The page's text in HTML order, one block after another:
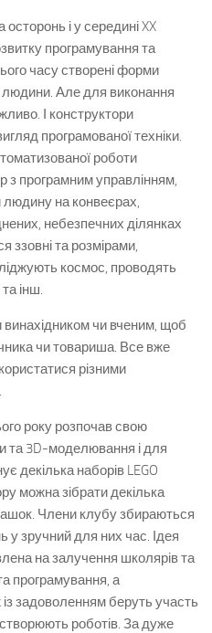
і у середині XX
програмування та
часу створені форми
людини. Але для виконання
І конструктори
програмованої техніки.
роботи
з програмним управлінням,
людину на конвеєрах,
небезпечних ділянках
ззовні та розмірами,
космос, проводять
та інш.
винахідником чи вченим, щоб
чи товариша. Все вже
різними
року розпочав свою
та 3D-моделювання і для
декілька наборів LEGO
можна зібрати декілька
Члени клубу збираються
у зручний для них час. Ідея
на залучення школярів та
програмування, а
задоволенням беруть участь
створюють роботів. За дуже